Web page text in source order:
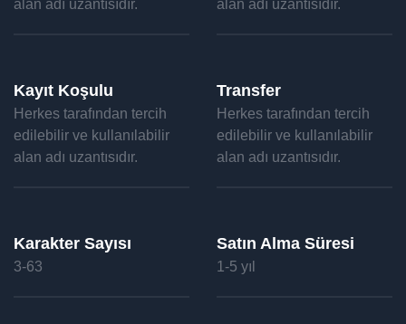
alan adı uzantısıdır.
alan adı uzantısıdır.
Kayıt Koşulu
Herkes tarafından tercih
edilebilir ve kullanılabilir
alan adı uzantısıdır.
Transfer
Herkes tarafından tercih
edilebilir ve kullanılabilir
alan adı uzantısıdır.
Karakter Sayısı
3-63
Satın Alma Süresi
1-5 yıl